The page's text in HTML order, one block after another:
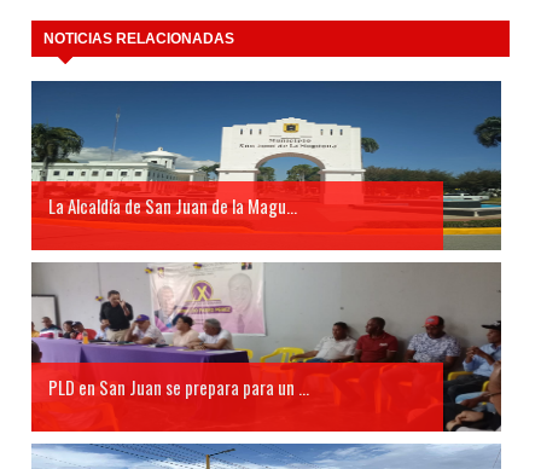
NOTICIAS RELACIONADAS
La Alcaldía de San Juan de la Magu...
PLD en San Juan se prepara para un ...